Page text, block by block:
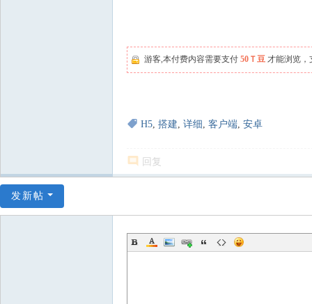
游客,本付费内容需要支付 50Ｔ豆 才能浏览，
H5, 搭建, 详细 , 客户端, 安卓
回复
发新帖